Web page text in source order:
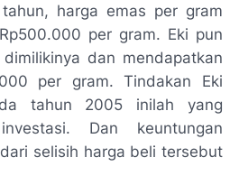
harga emas per gram
per gram. Eki pun
dan mendapatkan
per gram. Tindakan Eki
tahun 2005 inilah yang
Dan keuntungan
selisih harga beli tersebut